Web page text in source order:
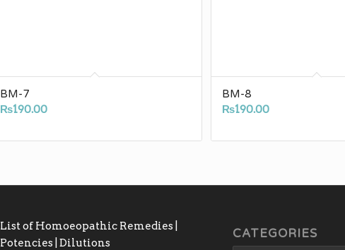
BM-7
₨190.00
BM-8
₨190.00
List of Homoeopathic Remedies |
Potencies | Dilutions
CATEGORIES